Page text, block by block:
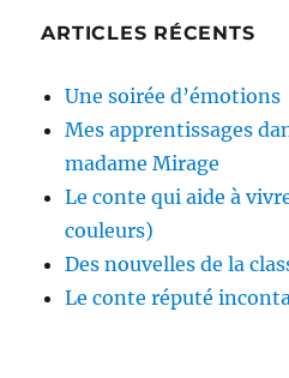
ARTICLES RÉCENTS
Une soirée d’émotions
Mes apprentissages
madame Mirage
Le conte qui aide à
couleurs)
Des nouvelles de la
Le conte réputé